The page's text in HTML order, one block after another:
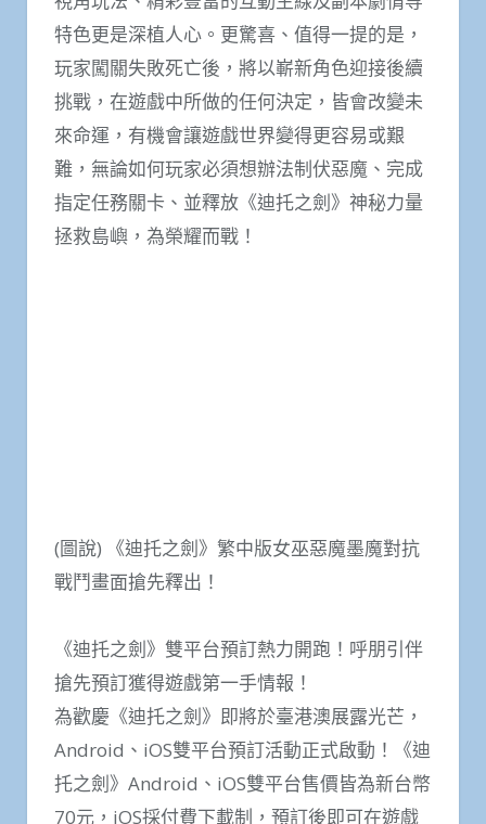
特色更是深植人心。更驚喜、值得一提的是，
玩家闖關失敗死亡後，將以嶄新角色迎接後續
挑戰，在遊戲中所做的任何決定，皆會改變未
來命運，有機會讓遊戲世界變得更容易或艱
難，無論如何玩家必須想辦法制伏惡魔、完成
指定任務關卡、並釋放《迪托之劍》神秘力量
拯救島嶼，為榮耀而戰！
(圖說) 《迪托之劍》繁中版女巫惡魔墨魔對抗
戰鬥畫面搶先釋出！
《迪托之劍》雙平台預訂熱力開跑！呼朋引伴
搶先預訂獲得遊戲第一手情報！
為歡慶《迪托之劍》即將於臺港澳展露光芒，
Android、iOS雙平台預訂活動正式啟動！《迪
托之劍》Android、iOS雙平台售價皆為新台幣
70元，iOS採付費下載制，預訂後即可在遊戲